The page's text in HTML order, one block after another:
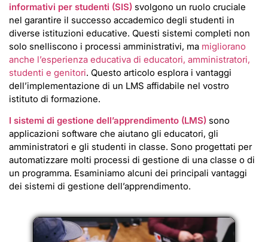
informativi per studenti (SIS) svolgono un ruolo cruciale
nel garantire il successo accademico degli studenti in
diverse istituzioni educative. Questi sistemi completi non
solo snelliscono i processi amministrativi, ma migliorano
anche l’esperienza educativa di educatori, amministratori,
studenti e genitori. Questo articolo esplora i vantaggi
dell’implementazione di un LMS affidabile nel vostro
istituto di formazione.
I sistemi di gestione dell’apprendimento (LMS) sono
applicazioni software che aiutano gli educatori, gli
amministratori e gli studenti in classe. Sono progettati per
automatizzare molti processi di gestione di una classe o di
un programma. Esaminiamo alcuni dei principali vantaggi
dei sistemi di gestione dell’apprendimento.